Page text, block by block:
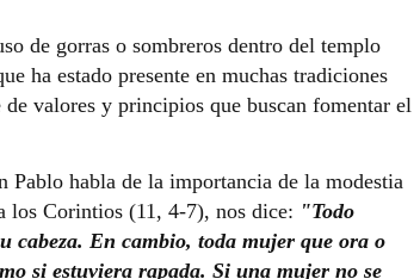
de gorras o sombreros dentro del templo
ha estado presente en muchas tradiciones
valores y principios que buscan fomentar el
Pablo habla de la importancia de la modestia
los Corintios (11, 4-7), nos dice: "Todo
cabeza. En cambio, toda mujer que ora o
si estuviera rapada. Si una mujer no se